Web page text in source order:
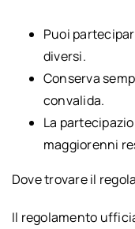
Puoi
diversi.
Conserva
convalida.
La
maggiorenni
Dove trovare il
Il regolamento